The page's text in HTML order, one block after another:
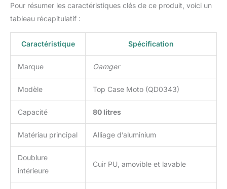
Pour résumer les caractéristiques clés de ce produit, voici un
tableau récapitulatif :
Caractéristique Spécification
Marque Oamger
Modèle Top Case Moto (QD0343)
Capacité 80 litres
Matériau principal Alliage d’aluminium
Doublure
intérieure
Cuir PU, amovible et lavable